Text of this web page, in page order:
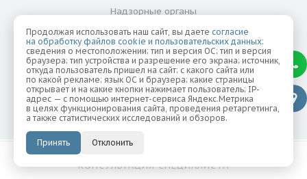
Надзорные органы
Политика конфиденциальности
Согласие на обработку персональных данных
ИМЕЮТСЯ ПРОТИВОПОКАЗАНИЯ. НЕОБХОДИМА
КОНСУЛЬТАЦИЯ СПЕЦИАЛИСТА
Продолжая использовать наш сайт, вы даете согласие
на обработку файлов cookie и пользовательских данных:
сведения о местоположении; тип и версия ОС; тип и версия
браузера; тип устройства и разрешение его экрана; источник,
откуда пользователь пришел на сайт; с какого сайта или
по какой рекламе; язык ОС и браузера; какие страницы
открывает и на какие кнопки нажимает пользователь; IP-
адрес — с помощью интернет-сервиса Яндекс.Метрика
в целях функционирования сайта, проведения ретаргетинга,
а также статистических исследований и обзоров.
Принять Отклонить